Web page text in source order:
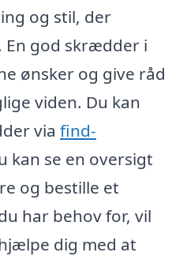
og stil, der
En god skrædder i
ønsker og give råd
viden. Du kan
via find-
kan se en oversigt
og bestille et
har behov for, vil
dig med at